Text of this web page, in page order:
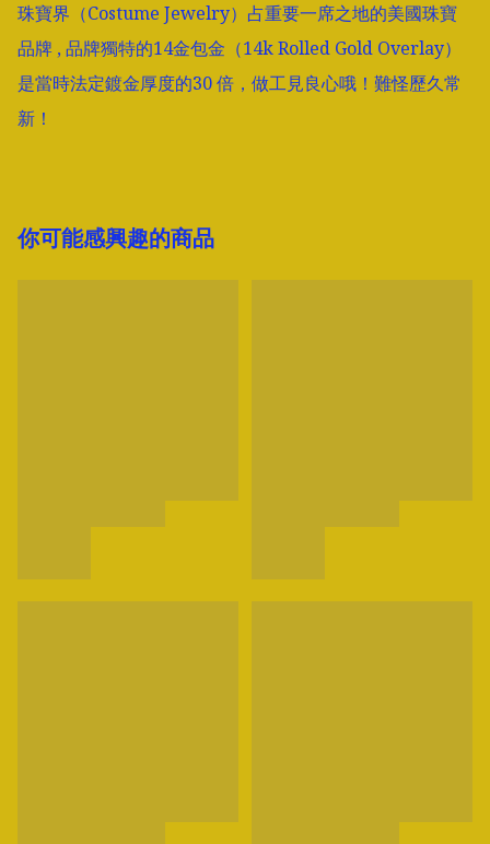
珠寶界（Costume Jewelry）占重要一席之地的美國珠寶
品牌 , 品牌獨特的14金包金（14k Rolled Gold Overlay）
是當時法定鍍金厚度的30 倍，做工見良心哦！難怪歷久常
你可能感興趣的商品